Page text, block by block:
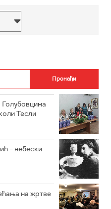
Тесли
– небески
на жртве